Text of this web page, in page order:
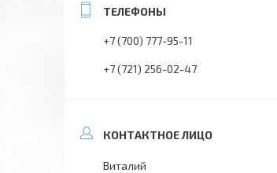
+7 (700) 777-95-11
+7 (721) 256-02-47
Виталий